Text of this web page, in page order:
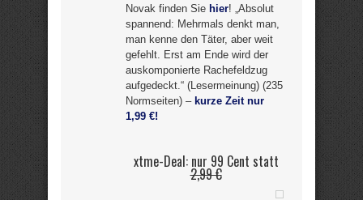
Novak finden Sie hier! „Absolut
spannend: Mehrmals denkt man,
man kenne den Täter, aber weit
gefehlt. Erst am Ende wird der
auskomponierte Rachefeldzug
aufgedeckt.“ (Lesermeinung) (235
Normseiten) – kurze Zeit nur
1,99 €!
xtme-Deal: nur 99 Cent statt
2,99 €